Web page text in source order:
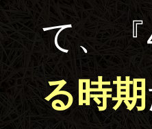
て、
る時期